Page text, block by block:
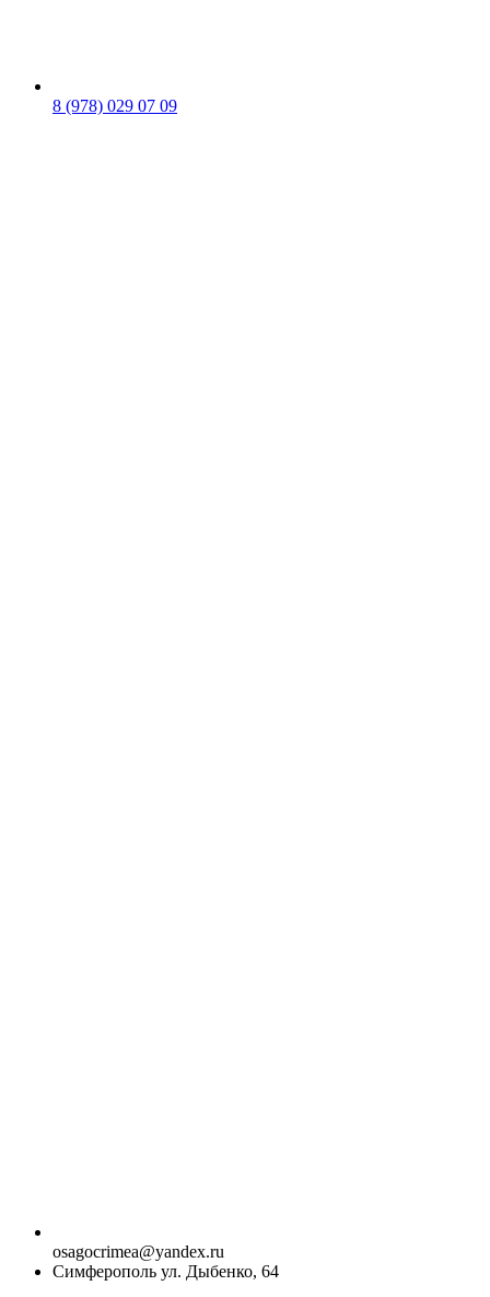
8 (978) 029 07 09
osagocrimea@yandex.ru
Симферополь ул. Дыбенко, 64